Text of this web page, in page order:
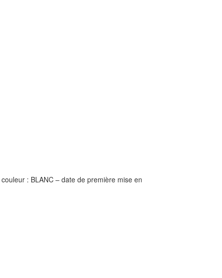
: BLANC – date de première mise en